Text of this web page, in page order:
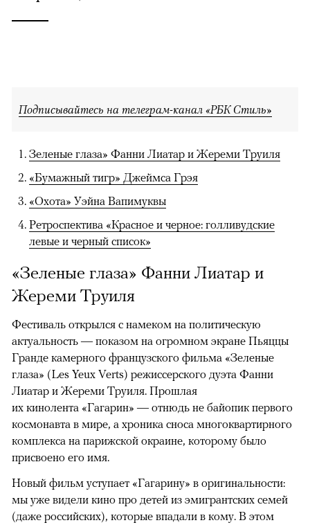
Подписывайтесь на телеграм-канал «РБК Стиль»
Зеленые глаза» Фанни Лиатар и Жереми Труиля
«Бумажный тигр» Джеймса Грэя
«Охота» Уэйна Вапимуквы
Ретроспектива «Красное и черное: голливудские
левые и черный список»
«Зеленые глаза» Фанни Лиатар и
Жереми Труиля
Фестиваль открылся с намеком на политическую
актуальность — показом на огромном экране Пьяццы
Гранде камерного французского фильма «Зеленые
глаза» (Les Yeux Verts) режиссерского дуэта Фанни
Лиатар и Жереми Труиля. Прошлая
их кинолента «Гагарин» — отнюдь не байопик первого
космонавта в мире, а хроника сноса многоквартирного
комплекса на парижской окраине, которому было
присвоено его имя.
Новый фильм уступает «Гагарину» в оригинальности:
мы уже видели кино про детей из эмигрантских семей
(даже российских), которые впадали в кому. В этом